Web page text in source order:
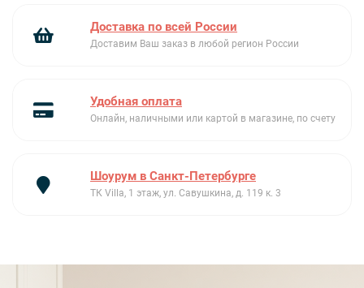
Шумопоглощение
Нержавеющая сталь
Доставка по всей России
Доставим Ваш заказ в любой регион России
Удобная оплата
Онлайн, наличными или картой в магазине, по счету
Шоурум в Санкт-Петербурге
ТК Villa, 1 этаж, ул. Савушкина, д. 119 к. 3